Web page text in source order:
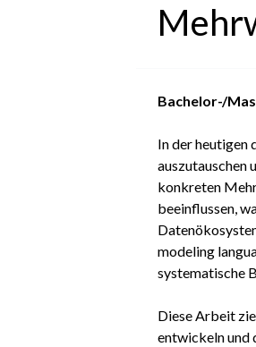
Bachelor-/
In der heutigen
auszutauschen
konkreten
beeinflussen,
modeling
systematische
Diese Arbeit
entwickeln und